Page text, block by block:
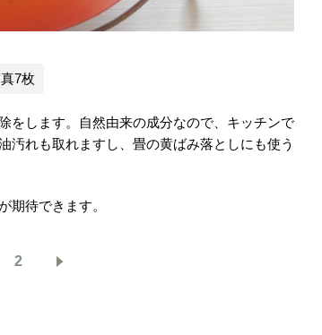
7枚
をします。自然由来の成分なので、キッチンで
汚れも取れますし、畳の黄ばみ落としにも使う
期待できます。
2